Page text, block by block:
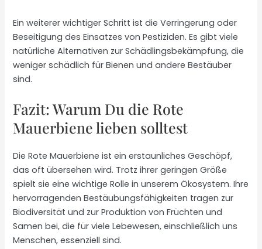
Ein weiterer wichtiger Schritt ist die Verringerung oder
Beseitigung des Einsatzes von Pestiziden. Es gibt viele
natürliche Alternativen zur Schädlingsbekämpfung, die
weniger schädlich für Bienen und andere Bestäuber
sind.
Fazit: Warum Du die Rote
Mauerbiene lieben solltest
Die Rote Mauerbiene ist ein erstaunliches Geschöpf,
das oft übersehen wird. Trotz ihrer geringen Größe
spielt sie eine wichtige Rolle in unserem Ökosystem. Ihre
hervorragenden Bestäubungsfähigkeiten tragen zur
Biodiversität und zur Produktion von Früchten und
Samen bei, die für viele Lebewesen, einschließlich uns
Menschen, essenziell sind.